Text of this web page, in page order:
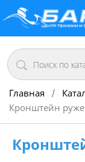
Главная /
Кронштейн